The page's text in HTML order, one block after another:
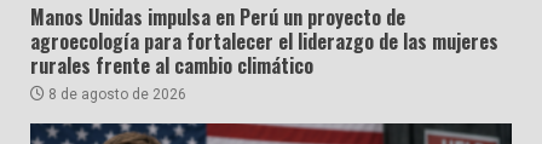
Manos Unidas impulsa en Perú un proyecto de
agroecología para fortalecer el liderazgo de las mujeres
rurales frente al cambio climático
8 de agosto de 2026